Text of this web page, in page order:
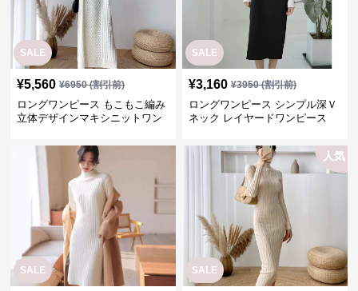
SALE
¥5,560 ¥6950(割引前)
ロングワンピース もこもこ編み
立体デザインマキシニットワン
SALE
¥3,160 ¥3950(割引前)
ロングワンピース シンプル深Ｖ
ネック レイヤードワンピース
SALE SALE
人気